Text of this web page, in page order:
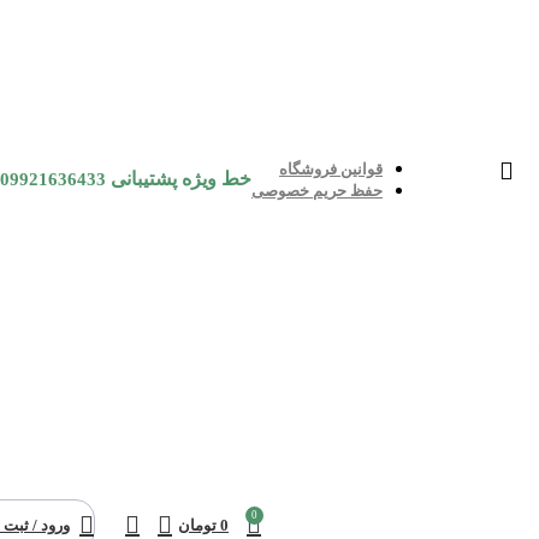
قوانین فروشگاه
حفظ حریم خصوصی
خط ویژه پشتیبانی 09921636433
0
0 تومان ورود / ثبت